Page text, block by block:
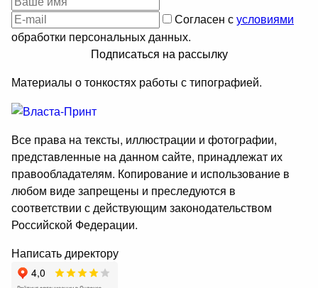
Согласен сусловиями
обработки персональных данных.
Подписаться на рассылку
Материалы о тонкостях работы с типографией.
Все права на тексты, иллюстрации и фотографии,
представленные на данном сайте, принадлежат их
правообладателям. Копирование и использование в
любом виде запрещены и преследуются в
соответствии с действующим законодательством
Российской Федерации.
Написать директору